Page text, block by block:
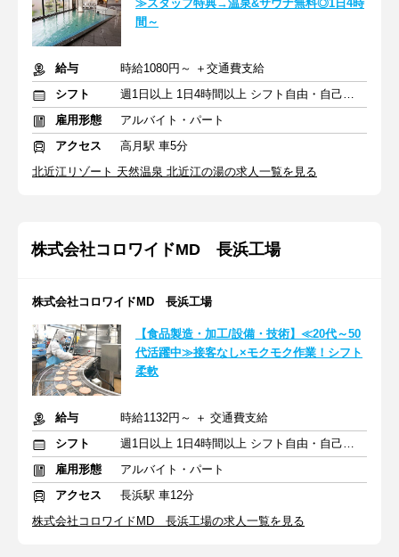
≫スタッフ特典→温泉&サウナ無料◎1日4時
間～
給与
時給1080円～ ＋交通費支給
シフト
週1日以上 1日4時間以上 シフト自由・自己申告
雇用形態
アルバイト・パート
アクセス
高月駅 車5分
北近江リゾート 天然温泉 北近江の湯の求人一覧を見る
株式会社コロワイドMD 長浜工場
株式会社コロワイドMD 長浜工場
【食品製造・加工/設備・技術】≪20代～50
代活躍中≫接客なし×モクモク作業！シフト
柔軟
給与
時給1132円～ ＋ 交通費支給
シフト
週1日以上 1日4時間以上 シフト自由・自己申告
雇用形態
アルバイト・パート
アクセス
長浜駅 車12分
株式会社コロワイドMD 長浜工場の求人一覧を見る